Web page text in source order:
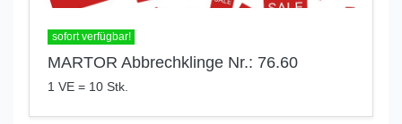
sofort verfügbar!
MARTOR Abbrechklinge Nr.: 76.60
1 VE = 10 Stk.